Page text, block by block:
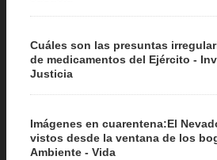
Cuáles son las presuntas
de medicamentos del Ejército -
Justicia
Imágenes en cuarentena:El
vistos desde la ventana de los
Ambiente - Vida